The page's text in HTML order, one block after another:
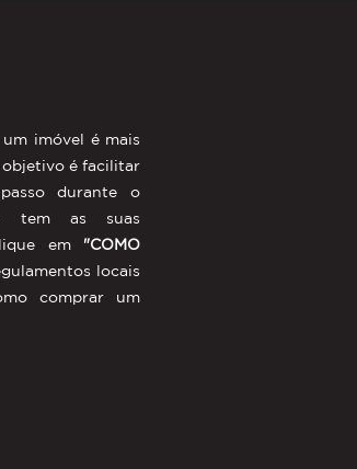
imóvel é mais
objetivo é facilitar
durante o
tem as suas
em "COMO
locais
comprar um